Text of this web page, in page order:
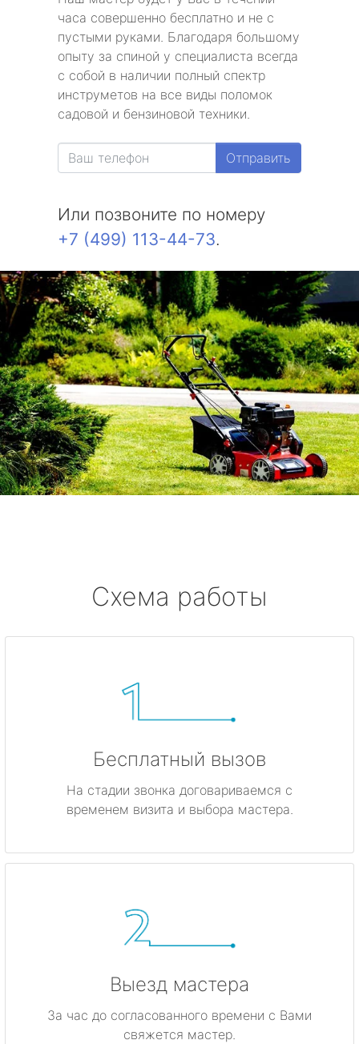
часа совершенно бесплатно и не с
пустыми руками. Благодаря большому
опыту за спиной у специалиста всегда
с собой в наличии полный спектр
инструметов на все виды поломок
садовой и бензиновой техники.
Отправить
Или позвоните по номеру
+7 (499) 113-44-73.
Схема работы
Бесплатный вызов
На стадии звонка договариваемся с
временем визита и выбора мастера.
Выезд мастера
За час до согласованного времени с Вами
свяжется мастер.